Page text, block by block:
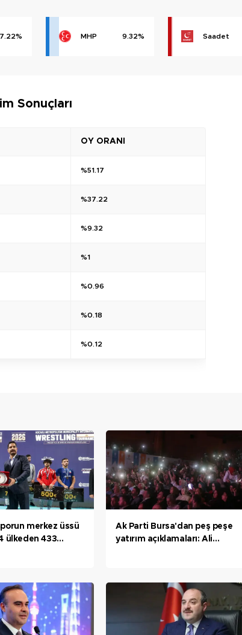
MHP 9.32% Saadet
Sonuçları
OY ORANI
%51.17
%37.22
%9.32
%1
%0.96
%0.18
%0.12
merkez üssü
ülkeden 433
Ak Parti Bursa'dan peş peşe
yatırım açıklamaları: Ali